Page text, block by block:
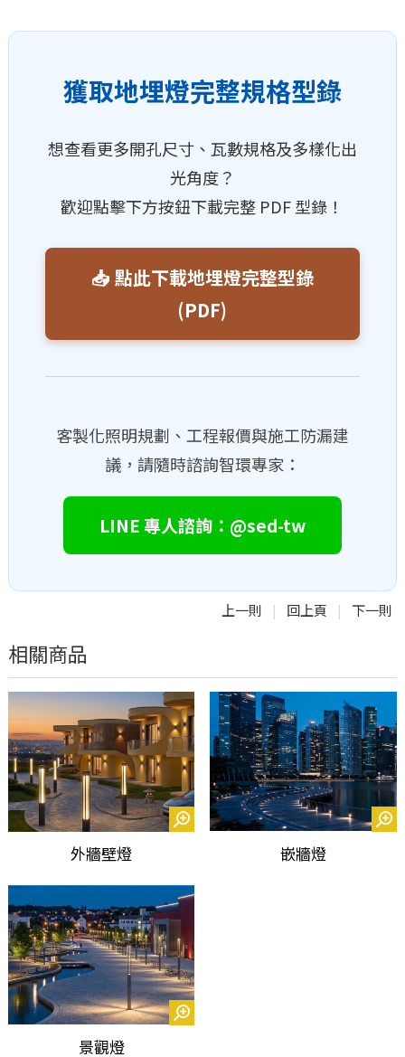
獲取地埋燈完整規格型錄
想查看更多開孔尺寸、瓦數規格及多樣化出
光角度？
歡迎點擊下方按鈕下載完整 PDF 型錄！
📥 點此下載地埋燈完整型錄
(PDF)
客製化照明規劃、工程報價與施工防漏建
議，請隨時諮詢智環專家：
LINE 專人諮詢：@sed-tw
上一則 | 回上頁 | 下一則
相關商品
外牆壁燈 嵌牆燈
景觀燈